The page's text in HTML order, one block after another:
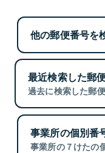
他の郵便番号を
最近検索した郵
過去に検索した郵
事業所の個別番
事業所の７けたの